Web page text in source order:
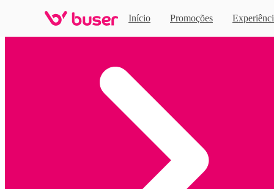
Início Promoções